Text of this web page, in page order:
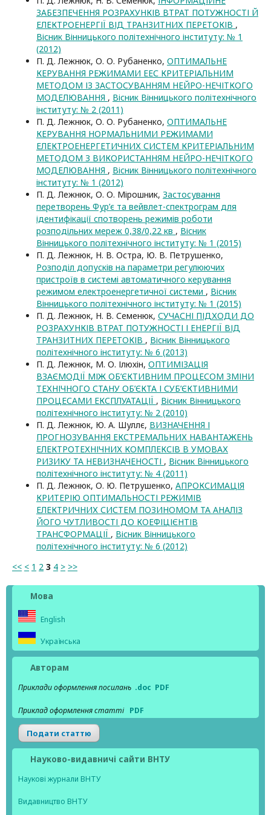
ЗАБЕЗПЕЧЕННЯ РОЗРАХУНКІВ ВТРАТ ПОТУЖНОСТІ Й
ЕЛЕКТРОЕНЕРГІЇ ВІД ТРАНЗИТНИХ ПЕРЕТОКІВ ,
Вісник Вінницького політехнічного інституту: № 1
(2012)
П. Д. Лежнюк, О. О. Рубаненко, ОПТИМАЛЬНЕ
КЕРУВАННЯ РЕЖИМАМИ ЕЕС КРИТЕРІАЛЬНИМ
МЕТОДОМ ІЗ ЗАСТОСУВАННЯМ НЕЙРО-НЕЧІТКОГО
МОДЕЛЮВАННЯ , Вісник Вінницького політехнічного
інституту: № 2 (2011)
П. Д. Лежнюк, О. О. Рубаненко, ОПТИМАЛЬНЕ
КЕРУВАННЯ НОРМАЛЬНИМИ РЕЖИМАМИ
ЕЛЕКТРОЕНЕРГЕТИЧНИХ СИСТЕМ КРИТЕРІАЛЬНИМ
МЕТОДОМ З ВИКОРИСТАННЯМ НЕЙРО-НЕЧІТКОГО
МОДЕЛЮВАННЯ , Вісник Вінницького політехнічного
інституту: № 1 (2012)
П. Д. Лежнюк, О. О. Мірошник, Застосування
перетворень Фур’є та вейвлет-спектрограм для
ідентифікації спотворень режимів роботи
розподільних мереж 0,38/0,22 кв , Вісник
Вінницького політехнічного інституту: № 1 (2015)
П. Д. Лежнюк, Н. В. Остра, Ю. В. Петрушенко,
Розподіл допусків на параметри регулюючих
пристроїв в системі автоматичного керування
режимом електроенергетичної системи , Вісник
Вінницького політехнічного інституту: № 1 (2015)
П. Д. Лежнюк, Н. В. Семенюк, СУЧАСНІ ПІДХОДИ ДО
РОЗРАХУНКІВ ВТРАТ ПОТУЖНОСТІ І ЕНЕРГІЇ ВІД
ТРАНЗИТНИХ ПЕРЕТОКІВ , Вісник Вінницького
політехнічного інституту: № 6 (2013)
П. Д. Лежнюк, М. О. Ілюхін, ОПТИМІЗАЦІЯ
ВЗАЄМОДІЇ МІЖ ОБ’ЄКТИВНИМ ПРОЦЕСОМ ЗМІНИ
ТЕХНІЧНОГО СТАНУ ОБ’ЄКТА І СУБ’ЄКТИВНИМИ
ПРОЦЕСАМИ ЕКСПЛУАТАЦІЇ , Вісник Вінницького
політехнічного інституту: № 2 (2010)
П. Д. Лежнюк, Ю. А. Шуллє, ВИЗНАЧЕННЯ І
ПРОГНОЗУВАННЯ ЕКСТРЕМАЛЬНИХ НАВАНТАЖЕНЬ
ЕЛЕКТРОТЕХНІЧНИХ КОМПЛЕКСІВ В УМОВАХ
РИЗИКУ ТА НЕВИЗНАЧЕНОСТІ , Вісник Вінницького
політехнічного інституту: № 4 (2011)
П. Д. Лежнюк, О. Ю. Петрушенко, АПРОКСИМАЦІЯ
КРИТЕРІЮ ОПТИМАЛЬНОСТІ РЕЖИМІВ
ЕЛЕКТРИЧНИХ СИСТЕМ ПОЗИНОМОМ ТА АНАЛІЗ
ЙОГО ЧУТЛИВОСТІ ДО КОЕФІЦІЄНТІВ
ТРАНСФОРМАЦІЇ , Вісник Вінницького
політехнічного інституту: № 6 (2012)
<< < 1 2 3 4 > >>
Мова
English
Українська
Авторам
Приклади оформлення посилань .doc PDF
Приклад оформлення статті PDF
Подати статтю
Науково-видавничі сайти ВНТУ
Наукові журнали ВНТУ
Видавництво ВНТУ